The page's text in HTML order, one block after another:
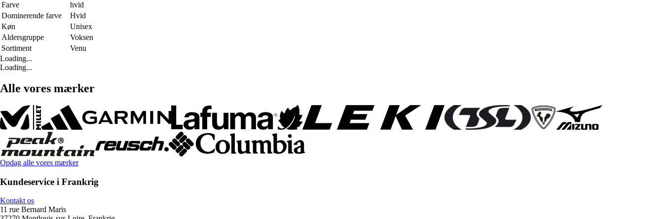
Farve
hvid
Dominerende farve
Hvid
Køn
Unisex
Aldersgruppe
Voksen
Sortiment
Venu
Loading...
Loading...
Alle vores mærker
Opdag alle vores mærker
Kundeservice i Frankrig
Kontakt os
11 rue Bernard Maris